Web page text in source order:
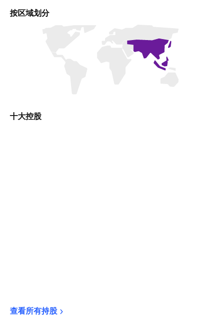
按区域划分
十大控股
查看所有持股